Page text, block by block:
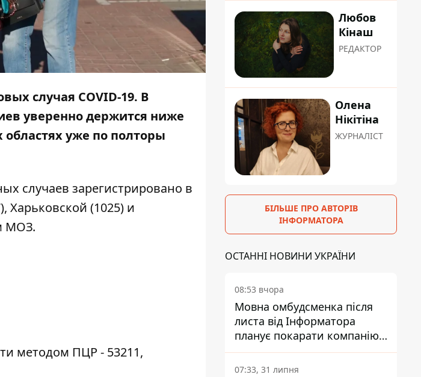
случая COVID-19. В
уверенно держится ниже
областях уже по полторы
случаев зарегистрировано в
Харьковской (1025) и
МОЗ.
методом ПЦР - 53211,
Любов
Кінаш
РЕДАКТОР
Олена
Нікітіна
ЖУРНАЛІСТ
БІЛЬШЕ ПРО АВТОРІВ
ІНФОРМАТОРА
ОСТАННІ НОВИНИ УКРАЇНИ
08:53 вчора
Мовна омбудсменка після
листа від Інформатора
планує покарати компанію-
підрядника ПриватБанку
07:33, 31 липня